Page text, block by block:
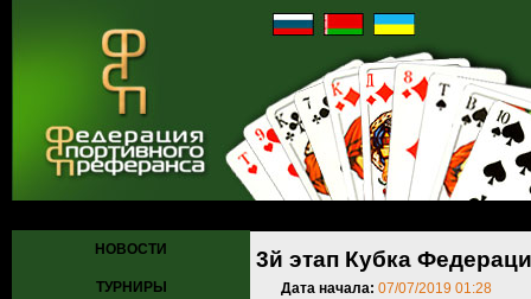
НОВОСТИ
ТУРНИРЫ
3й этап Кубка
Дата начала: 07/07/2019 01:28